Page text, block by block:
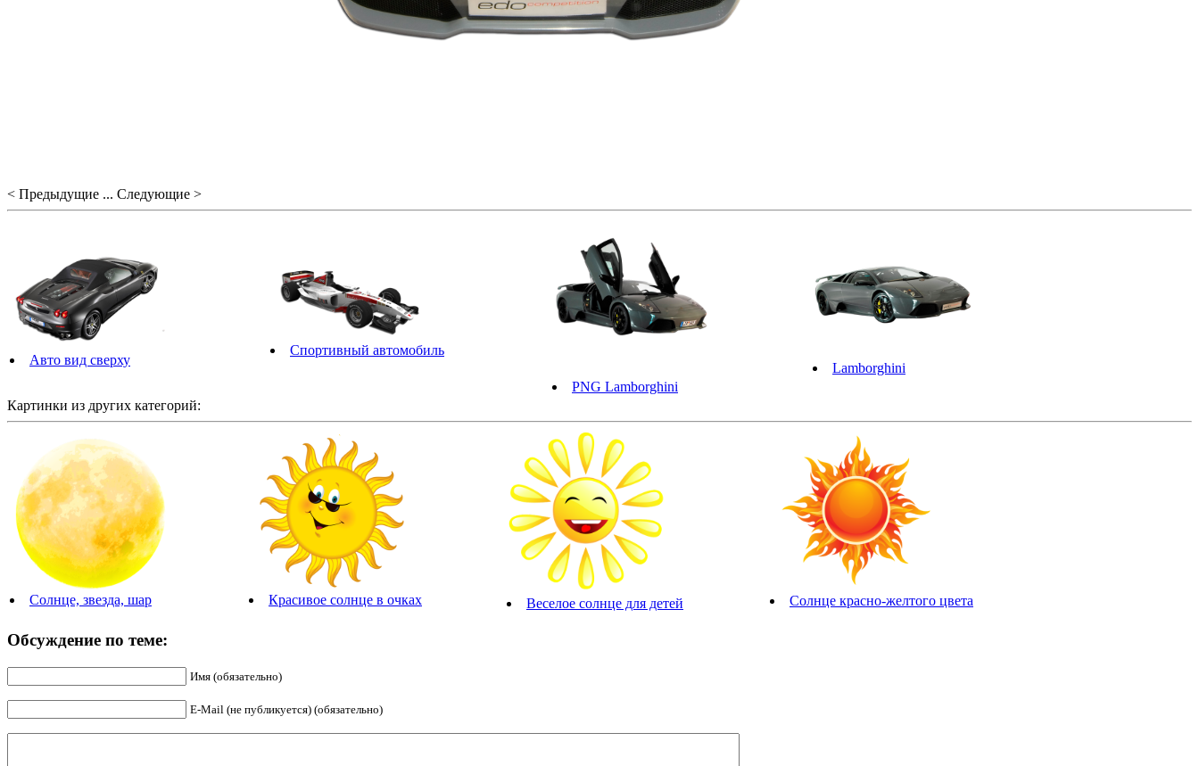
< Предыдущие ... Следующие >
Авто вид сверху
Спортивный автомобиль
PNG Lamborghini
Lamborghini
Картинки из других категорий:
Солнце, звезда, шар Красивое солнце в очках Веселое солнце для детей Солнце красно-желтого цвета
Обсуждение по теме:
Имя (обязательно)
E-Mail (не публикуется) (обязательно)